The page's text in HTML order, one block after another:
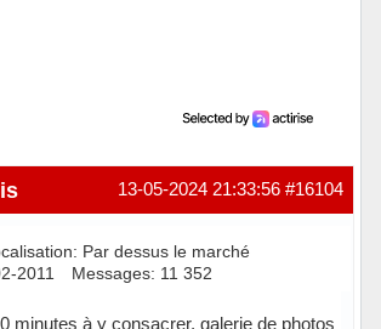
#16104
13-05-2024 21:33:56
Par dessus le marché
2011
Messages: 11 352
minutes à y consacrer, galerie de photos